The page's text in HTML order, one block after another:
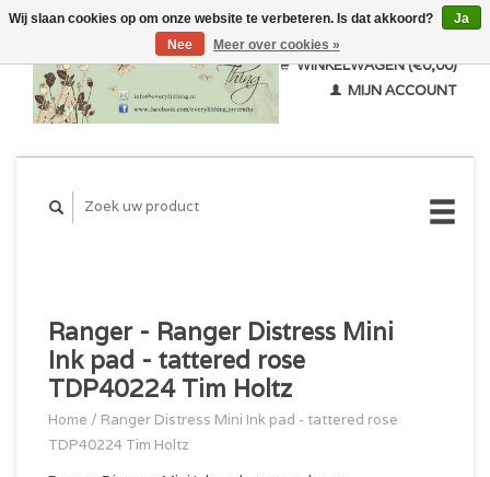
WINKELWAGEN (€0,00)
MIJN ACCOUNT
Ranger - Ranger Distress Mini
Ink pad - tattered rose
TDP40224 Tim Holtz
Home / Ranger Distress Mini Ink pad - tattered rose
TDP40224 Tim Holtz
Wij slaan cookies op om onze website te verbeteren. Is dat akkoord?
Ja
Nee
Meer over cookies »